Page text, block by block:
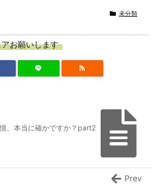
未分類
お願いします
、本当に確かですか？part2
Prev